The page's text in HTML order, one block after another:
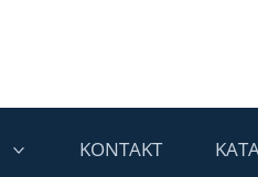
KONTAKT